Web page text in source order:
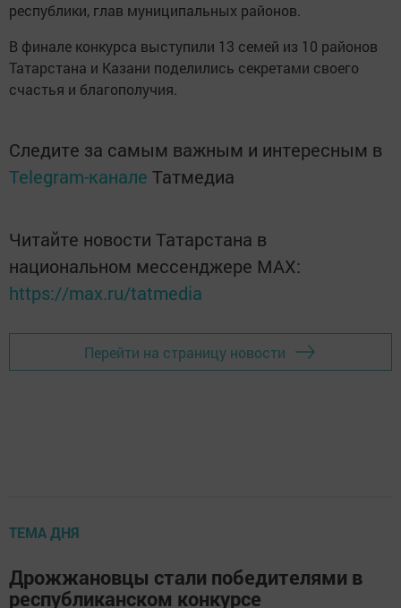
республики, глав муниципальных районов.
В финале конкурса выступили 13 семей из 10 районов
Татарстана и Казани поделились секретами своего
счастья и благополучия.
Следите за самым важным и интересным в
Telegram-канале Татмедиа
Читайте новости Татарстана в
национальном мессенджере MАХ:
https://max.ru/tatmedia
Перейти на страницу новости
ТЕМА ДНЯ
Дрожжановцы стали победителями в
республиканском конкурсе